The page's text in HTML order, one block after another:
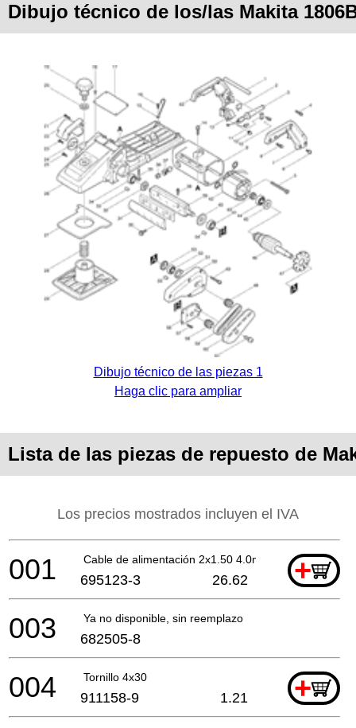
Dibujo técnico de los/las Makita
Dibujo técnico de las piezas 1
Haga clic para ampliar
Lista de las piezas de repuesto de
Los precios mostrados incluyen el IVA
Cable de alimentación 2x1.50 4.0mtr +
001 695123-3 26.62
Ya no disponible, sin reemplazo
003 682505-8
Tornillo 4x30 +
004 911158-9 1.21